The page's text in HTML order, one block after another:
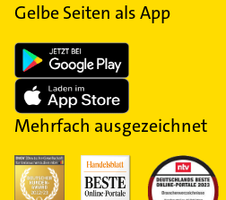
Gelbe Seiten als App
Mehrfach ausgezeichnet